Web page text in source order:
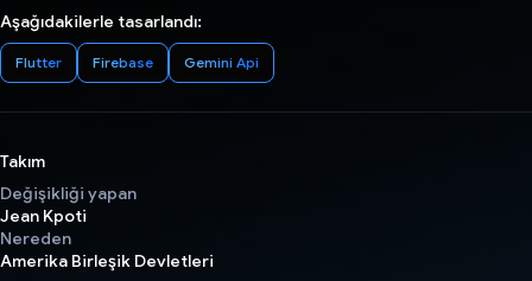
Aşağıdakilerle tasarlandı:
Flutter Firebase Gemini Api
Takım
Değişikliği yapan
Jean Kpoti
Nereden
Amerika Birleşik Devletleri